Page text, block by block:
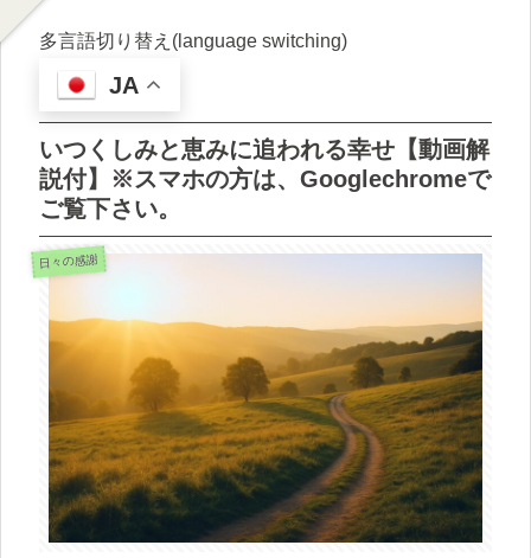
多言語切り替え(language switching)
JA
いつくしみと恵みに追われる幸せ【動画解
説付】※スマホの方は、Googlechromeで
ご覧下さい。
日々の感謝